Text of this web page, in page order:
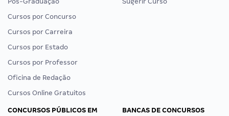
Cursos por Concurso
Cursos por Carreira
Cursos por Estado
Cursos por Professor
Oficina de Redação
Cursos Online Gratuitos
CONCURSOS PÚBLICOS EM
BANCAS DE CONCURSOS